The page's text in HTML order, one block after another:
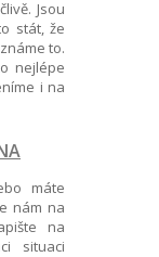
Jsou
stát, že
to.
nejlépe
i na
máte
nám na
na
situaci